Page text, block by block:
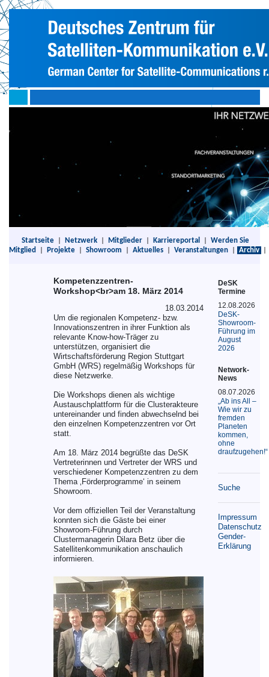
Startseite Netzwerk Mitglieder Karriereportal
Werden Sie
Mitglied
Projekte Showroom Aktuelles Veranstaltungen Archiv
Kompetenzzentren-
Workshop<br>am 18. März 2014
18.03.2014
Um die regionalen Kompetenz- bzw.
Innovationszentren in ihrer Funktion als
relevante Know-how-Träger zu
unterstützen, organisiert die
Wirtschaftsförderung Region Stuttgart
GmbH (WRS) regelmäßig Workshops für
diese Netzwerke.
Die Workshops dienen als wichtige
Austauschplattform für die Clusterakteure
untereinander und finden abwechselnd bei
den einzelnen Kompetenzzentren vor Ort
statt.
Am 18. März 2014 begrüßte das DeSK
Vertreterinnen und Vertreter der WRS und
verschiedener Kompetenzzentren zu dem
Thema ‚Förderprogramme‘ in seinem
Showroom.
Vor dem offiziellen Teil der Veranstaltung
konnten sich die Gäste bei einer
Showroom-Führung durch
Clustermanagerin Dilara Betz über die
Satellitenkommunikation anschaulich
informieren.
DeSK
Termine
12.08.2026
DeSK-
Showroom-
Führung im
August
2026
Network-
News
08.07.2026
„Ab ins All –
Wie wir zu
fremden
Planeten
kommen,
ohne
draufzugehen!“
Suche
Impressum
Datenschutz
Gender-
Erklärung